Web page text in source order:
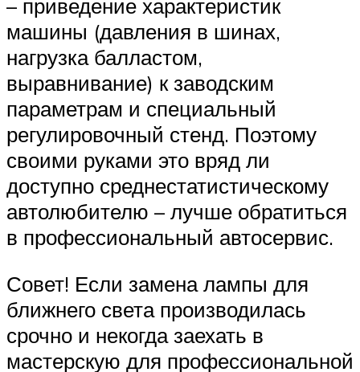
– приведение характеристик
машины (давления в шинах,
нагрузка балластом,
выравнивание) к заводским
параметрам и специальный
регулировочный стенд. Поэтому
своими руками это вряд ли
доступно среднестатистическому
автолюбителю – лучше обратиться
в профессиональный автосервис.
Совет! Если замена лампы для
ближнего света производилась
срочно и некогда заехать в
мастерскую для профессиональной